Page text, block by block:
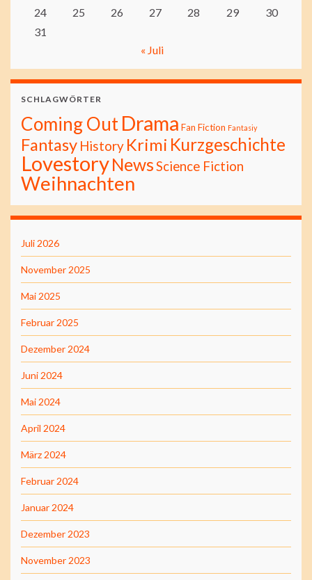
24
25 26 27 28 29
30
31
« Juli
SCHLAGWÖRTER
Coming OutDrama Fan Fiction Fantasiy
Fantasy History Krimi Kurzgeschichte
LovestoryNewsScience Fiction
Weihnachten
Juli 2026
November 2025
Mai 2025
Februar 2025
Dezember 2024
Juni 2024
Mai 2024
April 2024
März 2024
Februar 2024
Januar 2024
Dezember 2023
November 2023